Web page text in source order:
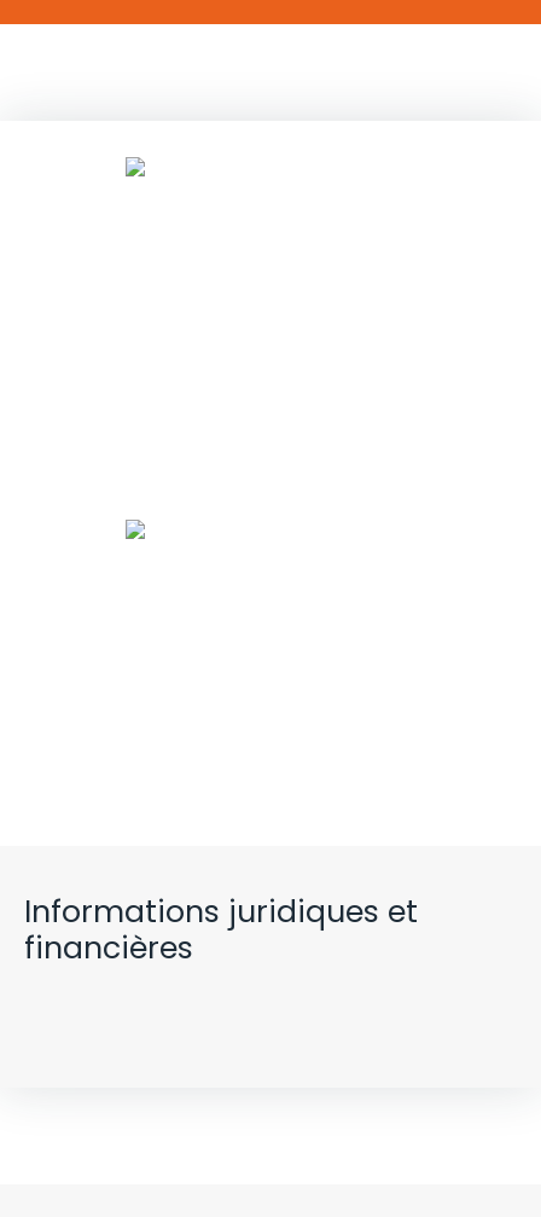
Informations juridiques et
financières